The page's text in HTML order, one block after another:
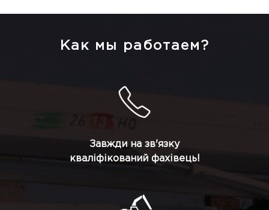
Как мы работаем?
Завжди на зв'язку
кваліфікований фахівець!